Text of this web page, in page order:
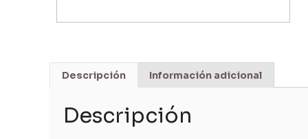
Descripción Información adicional
Descripción